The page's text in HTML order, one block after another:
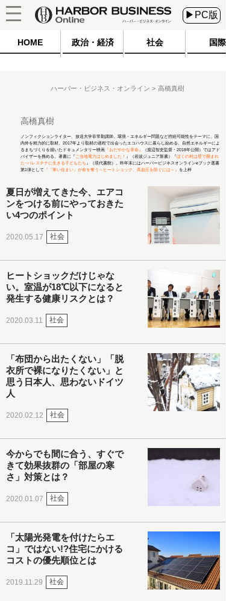
▶PC版
HOME 政治・経済 社会 国際
ハーバー・ビジネス・オンライン 高橋真樹
高橋真樹
ノンフィクションライター、放送大学非常勤講師。環境・エネルギー問題など持続可能性をテーマに、国
内外を精力的に取材。2017年より取材の過程で出会ったエコハウスに暮らし始める。自然エネルギーによ
るまちづくりを描いたドキュメンタリー映画 『おだやかな革命』
（渡辺智史監督・2018年公開）ではアド
バイザーを務める。著書に『ご当地電力はじめました！ 』（岩波ジュニア新書）『ぼくの村は壁で囲まれ
た−パレスチナに生きる子どもたち 』（現代書館）。昨年末にはハーバービジネスオンラインeブック選書
第1弾として
『「寒い住まい」が命を奪う～ヒートショック、高血圧を防ぐには～』 を上梓
夏日が増えてきた今、エアコ
ンをつける前にやっておきた
い4つのポイント
2020.05.17 社会
ヒートショックだけじゃな
い。室温が18℃以下になると
発生する健康リスクとは？
2020.03.11 社会
「布団から出たくない」「脱
衣所で裸になりたくない」と
思う日本人、思わないドイツ
人
2020.02.12 社会
今からでも間に合う、すぐで
きて効果抜群の「部屋の寒
さ」対策とは？
2020.01.07 社会
「太陽光発電を付けたらエ
コ」ではない!?住宅にかける
コストの優先順位とは
2019.11.29 社会